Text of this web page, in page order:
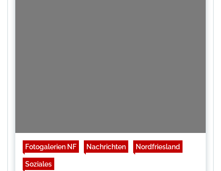
Fotogalerien NF Nachrichten Nordfriesland
Soziales